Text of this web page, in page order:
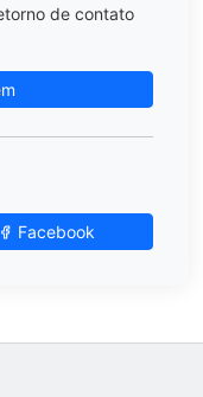
de contato
Facebook